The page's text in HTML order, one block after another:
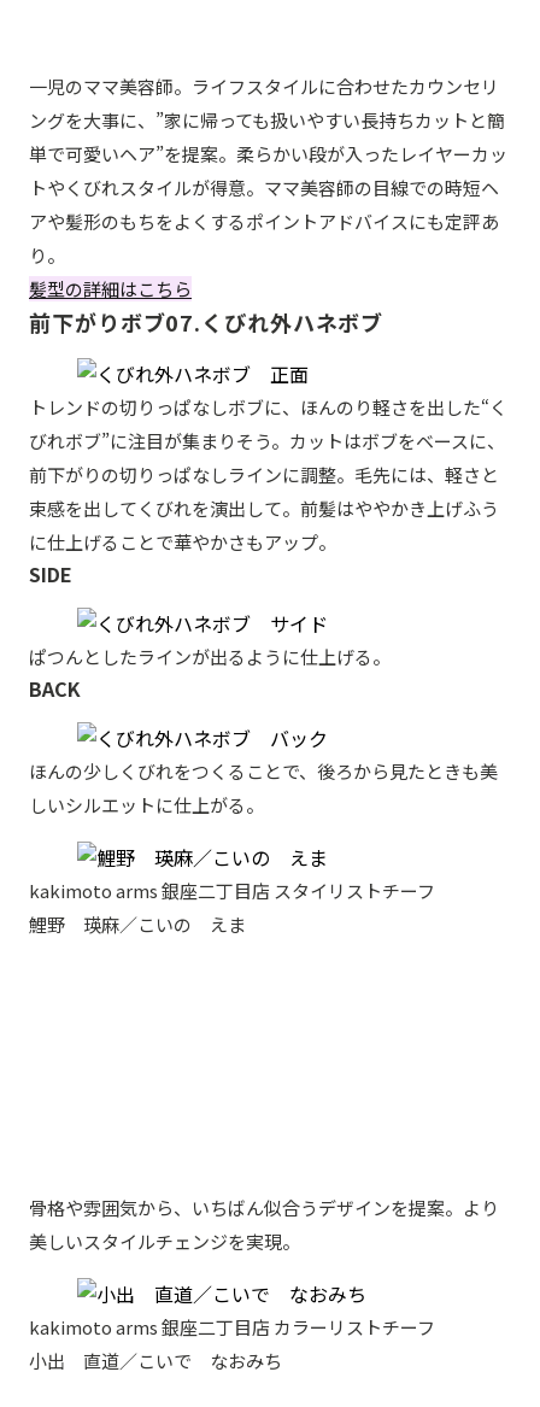
一児のママ美容師。ライフスタイルに合わせたカウンセリ
ングを大事に、”家に帰っても扱いやすい長持ちカットと簡
単で可愛いヘア”を提案。柔らかい段が入ったレイヤーカッ
トやくびれスタイルが得意。ママ美容師の目線での時短ヘ
アや髪形のもちをよくするポイントアドバイスにも定評あ
り。
髪型の詳細はこちら
前下がりボブ07.くびれ外ハネボブ
トレンドの切りっぱなしボブに、ほんのり軽さを出した“く
びれボブ”に注目が集まりそう。カットはボブをベースに、
前下がりの切りっぱなしラインに調整。毛先には、軽さと
束感を出してくびれを演出して。前髪はややかき上げふう
に仕上げることで華やかさもアップ。
SIDE
ぱつんとしたラインが出るように仕上げる。
BACK
ほんの少しくびれをつくることで、後ろから見たときも美
しいシルエットに仕上がる。
kakimoto arms 銀座二丁目店 スタイリストチーフ
鯉野 瑛麻／こいの えま
骨格や雰囲気から、いちばん似合うデザインを提案。より
美しいスタイルチェンジを実現。
kakimoto arms 銀座二丁目店 カラーリストチーフ
小出 直道／こいで なおみち